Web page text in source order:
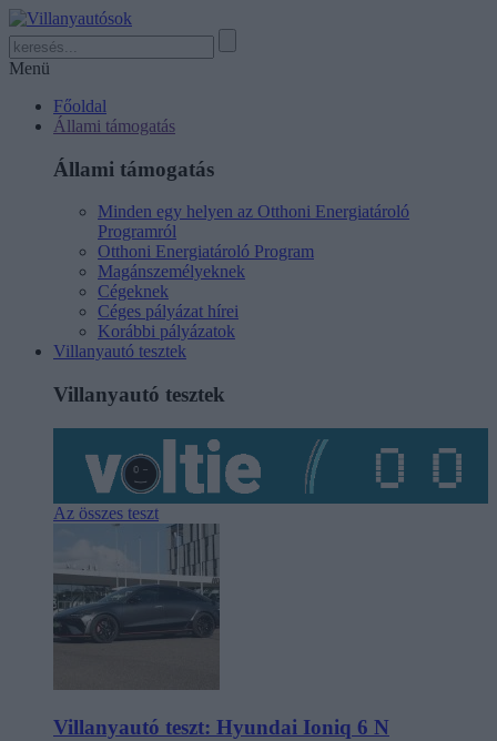
Menü
Főoldal
Állami támogatás
Állami támogatás
Minden egy helyen az Otthoni Energiatároló
Programról
Otthoni Energiatároló Program
Magánszemélyeknek
Cégeknek
Céges pályázat hírei
Korábbi pályázatok
Villanyautó tesztek
Villanyautó tesztek
Az összes teszt
Villanyautó teszt: Hyundai Ioniq 6 N